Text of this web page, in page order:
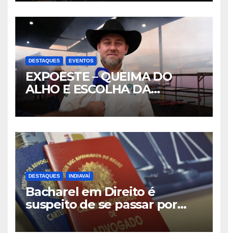
DESTAQUES EVENTOS
EXPOESTE – QUEIMA DO
ALHO E ESCOLHA DA
RAINHA- PARTE I
DESTAQUES INDIAVAÍ
Bacharel em Direito é
suspeito de se passar por
advogado durante
atendimento em Indiavaí